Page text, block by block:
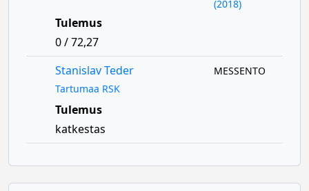
(2018)
Tulemus
0 / 72,27
Stanislav Teder
Tartumaa RSK
MESSENTO
Tulemus
katkestas